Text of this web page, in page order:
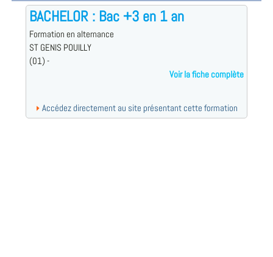
BACHELOR : Bac +3 en 1 an
Formation en alternance
ST GENIS POUILLY
(01) -
Voir la fiche complète
Accédez directement au site présentant cette formation